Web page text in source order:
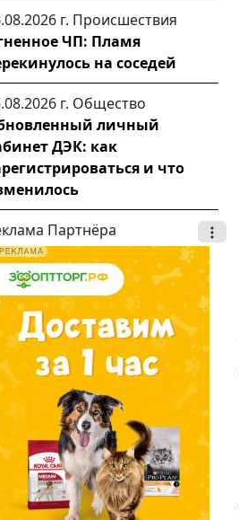
г. Происшествия
ЧП: Пламя
на соседей
г. Общество
личный
ДЭК: как
и что
Партнёра